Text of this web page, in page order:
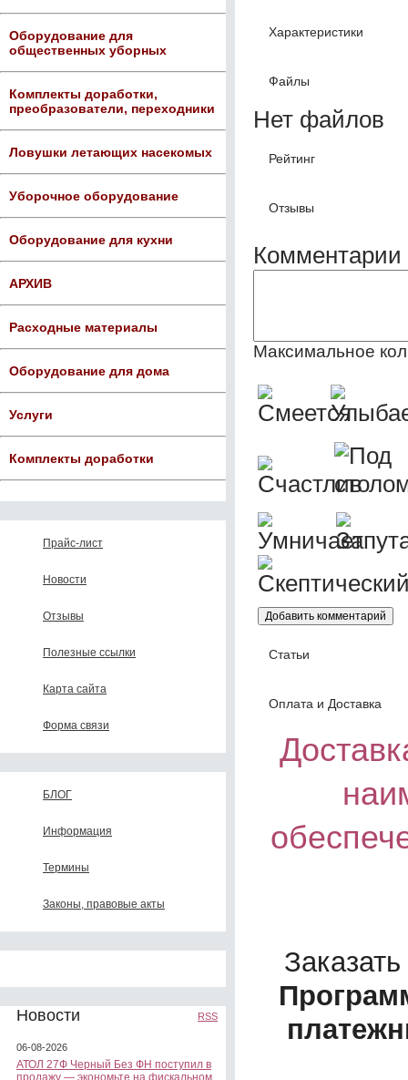
Оборудование для
общественных уборных
Комплекты доработки,
преобразователи, переходники
Ловушки летающих насекомых
Уборочное оборудование
Оборудование для кухни
АРХИВ
Расходные материалы
Оборудование для дома
Услуги
Комплекты доработки
Прайс-лист
Новости
Отзывы
Полезные ссылки
Карта сайта
Форма связи
БЛОГ
Информация
Термины
Законы, правовые акты
Новости RSS
06-08-2026
АТОЛ 27Ф Черный Без ФН поступил в
продажу — экономьте на фискальном
Характеристики
Файлы
Нет файлов
Рейтинг
Отзывы
Комментарии
Максимальное
Статьи
Оплата и Доставка